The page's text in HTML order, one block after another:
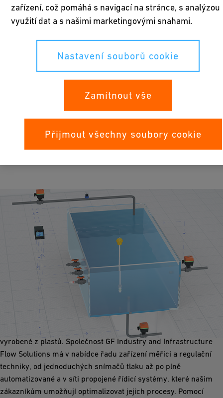
Povrchová úprava
Při povrchové úpravě je proces podroben přísné kontrole, aby
se zabránilo kontaminaci. K přepravě chemických látek jsou
proto ideální volbou vysoce kvalitní systémová řešení a součásti
vyrobené z plastů. Společnost GF Industry and Infrastructure
Flow Solutions má v nabídce řadu zařízení měřicí a regulační
techniky, od jednoduchých snímačů tlaku až po plně
automatizované a v síti propojené řídicí systémy, které našim
zákazníkům umožňují optimalizovat jejich procesy. Pomocí
zařízení, což pomáhá s navigací na stránce, s analýzou
využití dat a s našimi marketingovými snahami.
Nastavení souborů cookie
Zamítnout vše
Přijmout všechny soubory cookie